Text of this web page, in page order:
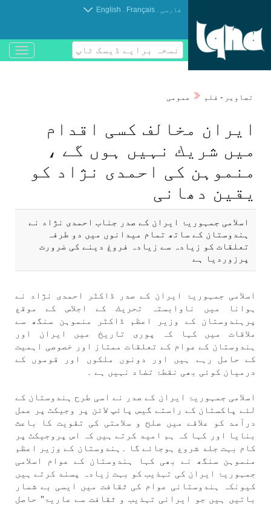
فارسی .
Français
.
English
نسخہ برایے ڈیسک ٹاپ
باز
و
تصاوير - فلم عمومی
ايران مخالف كسی اقدام
میں شريك نہیں ہوں گے ،
منموہن كی احمدی نژاد كو
يقين دھانی
اسلامی جمہوریۂ ايران كے صدر جناب احمدی نژاد نے
ہندوستان كے ساتھ تمام ميدانوں میں دو طرفہ
تعلقات كو زيادہ سے زيادہ فروغ دينے كی ضرورت
پرزورديا ہے
اسلامی جمہوریۂ ايران كے صدر ڈاكٹر احمدی نژاد نے
ہوانا میں ناوابستہ تحريك كے اجلاس كے موقع
پرہندوستان كے وزير اعظم ڈاكٹر منموہن سنگھ سے
ملاقات میں كہا كہ پوری تاريخ میں ايران اور
ہندوستان كے عوام كے تعلقات ممتاز اور خصوصی اہميت
كے حامل رہے ہیں اور دونوں ملكوں اور قوموں كے
درميان كوئی بھی نقطۂ تضاد نہیں ہے ۔
اسلامی جمہوریۂ ايران كے صدر نے اسی طرح ہندوستان كے
لئے پاكستان كے راستے گيس پائپ لائن پر وجيكٹ پر عمل
درآمد كو علاقے میں صلح و سلامتی كی تقويت كا باعث
بنايا اور كہا كہ ہم اميد كرتے ہیں كہ اس پروجيكٹ پر
كام بہت جلد شروع ہوجائے گا ۔ہندوستان كے وزير اعظم
منموہن سنگھ نے بھی كہا ہندوستان كے عوام اسلامی
جمہوریۂ ايران كی تہذيب كو بہت زيادہ پسند كرتے ہیں
كيونكہ ہندوستانی عوام كی ثقافت میں ايسی بے شمار
باتیں ہیں جو ايرانی تہذيب و ثقافت سے عاریۃ" حاصل